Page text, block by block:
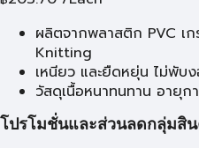
ผลิตจากพลาสติก PVC เ
Knitting
เหนียว และยืดหยุ่น ไม่พับ
วัสดุเนื้อหนาทนทาน อายุก
โปรโมชั่นและส่วนลดกลุ่มสิ